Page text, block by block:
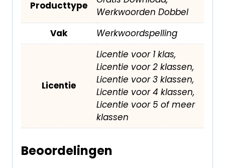
Producttype
Werkwoorden Dobbel
Vak
Werkwoordspelling
Licentie
Licentie voor 1 klas,
Licentie voor 2 klassen,
Licentie voor 3 klassen,
Licentie voor 4 klassen,
Licentie voor 5 of meer
klassen
Beoordelingen